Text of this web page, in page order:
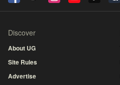
Discover
About UG
Site Rules
Advertise